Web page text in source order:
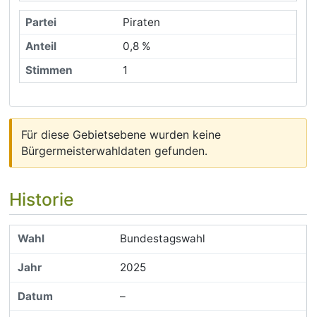
Piraten
0,8 %
1
Für diese Gebietsebene wurden keine
Bürgermeisterwahldaten gefunden.
Historie
Bundestagswahl
2025
–